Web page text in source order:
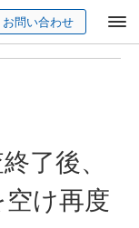
お問い合わせ
了後、
空け再度